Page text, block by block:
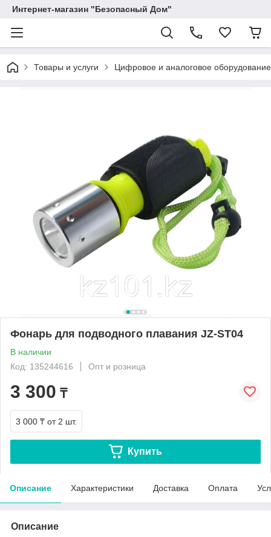
Интернет-магазин "Безопасный Дом"
Товары и услуги Цифровое и аналоговое оборудование
Фонарь для подводного плавания JZ-ST04
В наличии
Код: 135244616
Опт и розница
3 300 ₸
3 000 ₸ от 2 шт.
Купить
Описание Характеристики Доставка Оплата
Описание